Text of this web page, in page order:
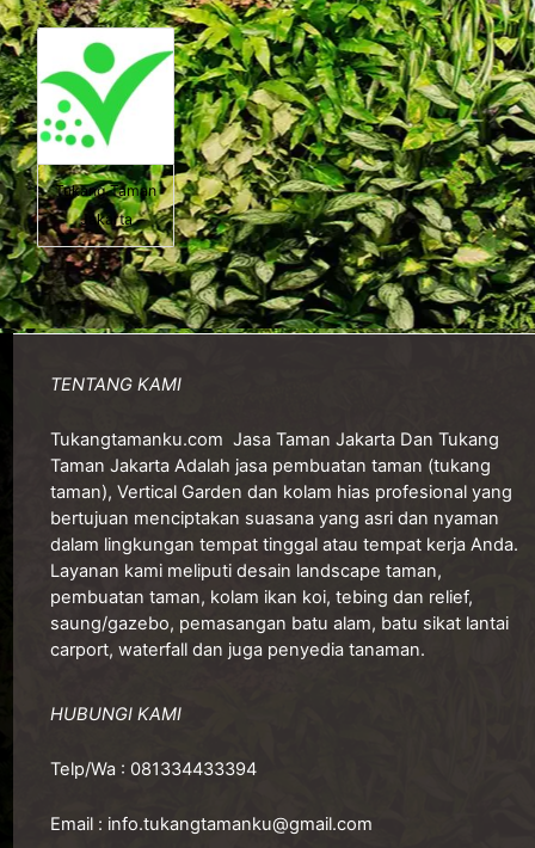
Tukang Taman
Jakarta
TENTANG KAMI
Tukangtamanku.com Jasa Taman Jakarta Dan Tukang
Taman Jakarta Adalah jasa pembuatan taman (tukang
taman), Vertical Garden dan kolam hias profesional yang
bertujuan menciptakan suasana yang asri dan nyaman
dalam lingkungan tempat tinggal atau tempat kerja Anda.
Layanan kami meliputi desain landscape taman,
pembuatan taman, kolam ikan koi, tebing dan relief,
saung/gazebo, pemasangan batu alam, batu sikat lantai
carport, waterfall dan juga penyedia tanaman.
HUBUNGI KAMI
Telp/Wa : 081334433394
Email : info.tukangtamanku@gmail.com